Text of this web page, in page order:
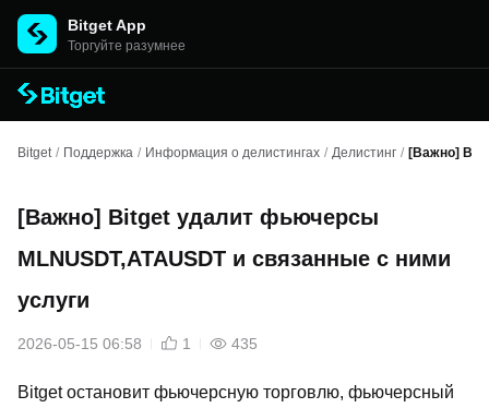
Bitget App
Торгуйте разумнее
Bitget / Поддержка / Информация о делистингах / Делистинг / [Важно]
[Важно] Bitget удалит фьючерсы
MLNUSDT,ATAUSDT и связанные с ними
услуги
2026-05-15 06:58 1 435
Bitget остановит фьючерсную торговлю, фьючерсный